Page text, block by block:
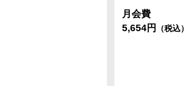
月会費
5,654円
（税込）